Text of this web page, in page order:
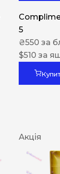
5
₴550 за
$510 за
Акція